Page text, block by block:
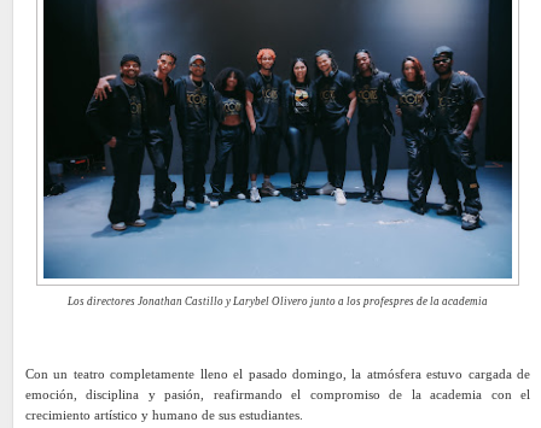
Los directores Jonathan Castillo y Larybel Olivero junto a los profespres de la academia
Con un teatro completamente lleno el pasado domingo, la atmósfera estuvo cargada de
emoción, disciplina y pasión, reafirmando el compromiso de la academia con el
crecimiento artístico y humano de sus estudiantes.